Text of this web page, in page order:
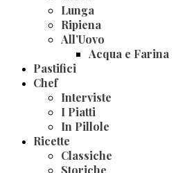
Lunga
Ripiena
All’Uovo
Acqua e Farina
Pastifici
Chef
Interviste
I Piatti
In Pillole
Ricette
Classiche
Storiche